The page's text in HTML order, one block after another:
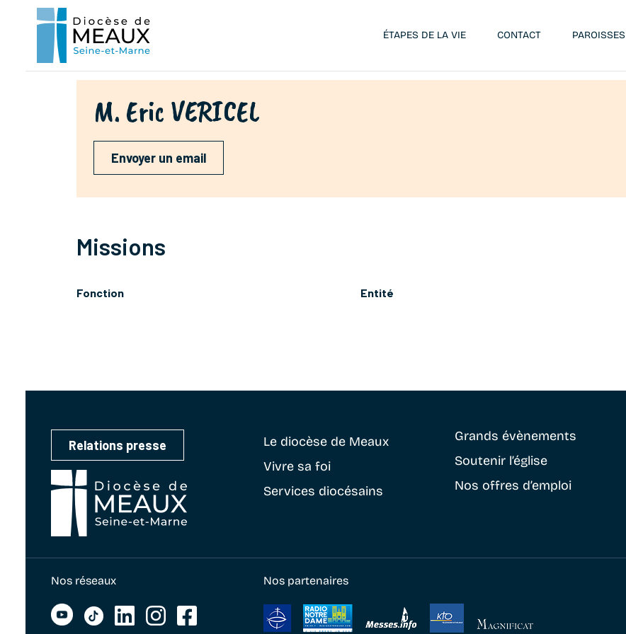
ÉTAPES DE LA VIE CONTACT PAROISSES
M. Eric VERICEL
Envoyer un email
Missions
Fonction Entité
Relations presse Le diocèse de Meaux
Vivre sa foi
Services diocésains
Grands évènements
Soutenir l’église
Nos offres d’emploi
Nos réseaux Nos partenaires